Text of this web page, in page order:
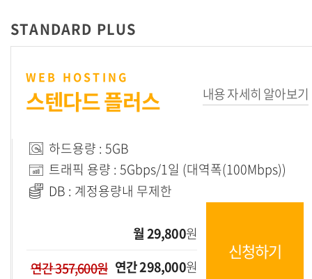
STANDARD PLUS
WEB HOSTING
스텐다드 플러스 내용 자세히 알아보기
하드용량 : 5GB
트래픽 용량 : 5Gbps/1일 (대역폭(100Mbps))
DB : 계정용량내 무제한
월 29,800원
연간 357,600원 연간 298,000원
신청하기